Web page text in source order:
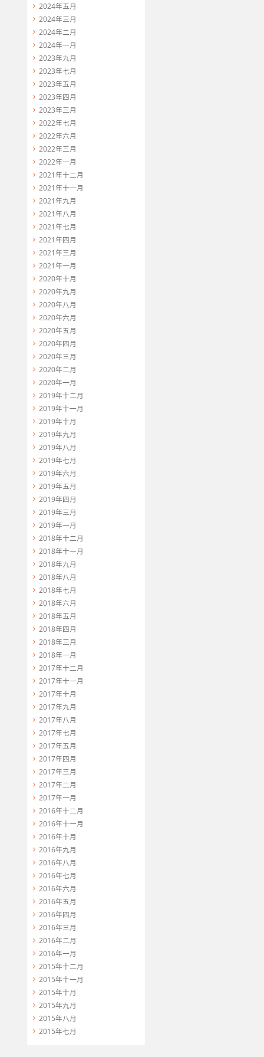
2024年五月
2024年三月
2024年二月
2024年一月
2023年九月
2023年七月
2023年五月
2023年四月
2023年三月
2022年七月
2022年六月
2022年三月
2022年一月
2021年十二月
2021年十一月
2021年九月
2021年八月
2021年七月
2021年四月
2021年三月
2021年一月
2020年十月
2020年九月
2020年八月
2020年六月
2020年五月
2020年四月
2020年三月
2020年二月
2020年一月
2019年十二月
2019年十一月
2019年十月
2019年九月
2019年八月
2019年七月
2019年六月
2019年五月
2019年四月
2019年三月
2019年一月
2018年十二月
2018年十一月
2018年九月
2018年八月
2018年七月
2018年六月
2018年五月
2018年四月
2018年三月
2018年一月
2017年十二月
2017年十一月
2017年十月
2017年九月
2017年八月
2017年七月
2017年五月
2017年四月
2017年三月
2017年二月
2017年一月
2016年十二月
2016年十一月
2016年十月
2016年九月
2016年八月
2016年七月
2016年六月
2016年五月
2016年四月
2016年三月
2016年二月
2016年一月
2015年十二月
2015年十一月
2015年十月
2015年九月
2015年八月
2015年七月